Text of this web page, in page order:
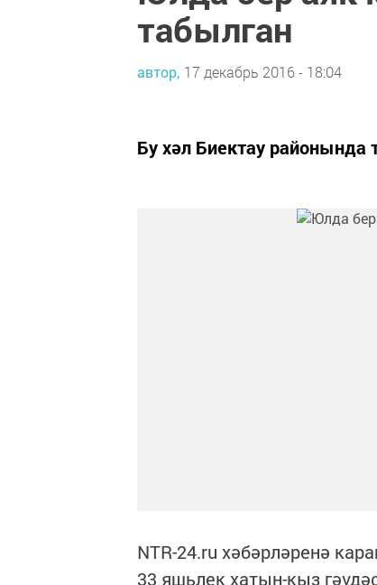
табылган
автор, 17 декабрь 2016 - 18:04
Бу хәл Биектау районында
NTR-24.ru хәбәрләренә
33 яшьлек хатын-кыз